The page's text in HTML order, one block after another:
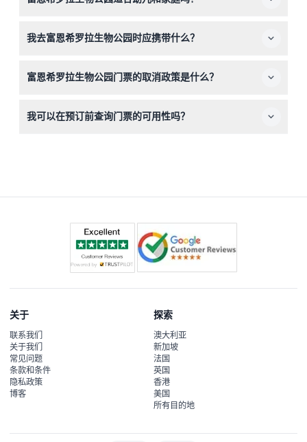
支付成人票价。公园家庭友好，拥有适合各年龄段的沉浸式
我去富恩希罗拉生物公园时应携带什么？
用水保持水分。由于公园模拟自然栖息地，建议根据天气穿
富恩希罗拉生物公园门票的取消政策是什么？
我可以在预订前查询门票的可用性吗？
关于
联系我们
关于我们
常见问题
条款和条件
隐私政策
博客
探索
澳大利亚
新加坡
法国
英国
香港
美国
所有目的地